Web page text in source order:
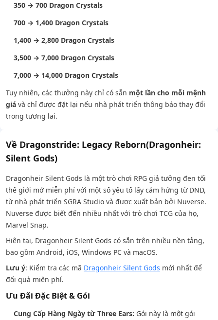
350 → 700 Dragon Crystals
700 → 1,400 Dragon Crystals
1,400 → 2,800 Dragon Crystals
3,500 → 7,000 Dragon Crystals
7,000 → 14,000 Dragon Crystals
Tuy nhiên, các thưởng này chỉ có sẵn một lần cho mỗi mệnh
giá và chỉ được đặt lại nếu nhà phát triển thông báo thay đổi
trong tương lai.
Về Dragonstride: Legacy Reborn(Dragonheir:
Silent Gods)
Dragonheir Silent Gods là một trò chơi RPG giả tưởng đen tối
thế giới mở miễn phí với một số yếu tố lấy cảm hứng từ DND,
từ nhà phát triển SGRA Studio và được xuất bản bởi Nuverse.
Nuverse được biết đến nhiều nhất với trò chơi TCG của họ,
Marvel Snap.
Hiện tại, Dragonheir Silent Gods có sẵn trên nhiều nền tảng,
bao gồm Android, iOS, Windows PC và macOS.
Lưu ý: Kiểm tra các mã Dragonheir Silent Gods mới nhất để
đổi quà miễn phí.
Ưu Đãi Đặc Biệt & Gói
Cung Cấp Hàng Ngày từ Three Ears: Gói này là một gói